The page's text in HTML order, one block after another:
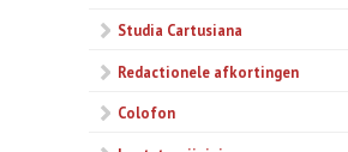
Studia Cartusiana
Redactionele afkortingen
Colofon